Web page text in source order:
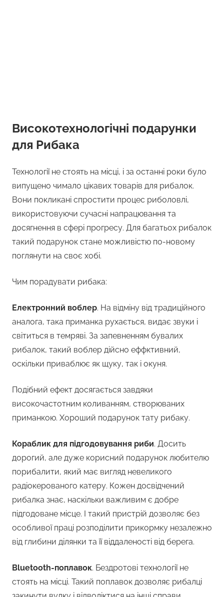
Високотехнологічні подарунки
для Рибака
Технології не стоять на місці, і за останні роки було
випущено чимало цікавих товарів для рибалок.
Вони покликані спростити процес риболовлі,
використовуючи сучасні напрацювання та
досягнення в сфері прогресу. Для багатьох рибалок
такий подарунок стане можливістю по-новому
поглянути на своє хобі.
Чим порадувати рибака:
Електронний воблер. На відміну від традиційного
аналога, така приманка рухається, видає звуки і
світиться в темряві. За запевненням бувалих
рибалок, такий воблер дійсно еффктивний,
оскільки приваблює як щуку, так і окуня.
Подібний ефект досягається завдяки
високочастотним коливанням, створюваних
приманкою. Хороший подарунок тату рибаку.
Кораблик для підгодовування риби. Досить
дорогий, але дуже корисний подарунок любителю
порибалити, який має вигляд невеликого
радіокерованого катеру. Кожен досвідчений
рибалка знає, наскільки важливим є добре
підгодоване місце. І такий пристрій дозволяє без
особливої праці розподілити прикормку незалежно
від глибини ділянки та її віддаленості від берега.
Bluetooth-поплавок. Бездротові технології не
стоять на місці. Такий поплавок дозволяє рибалці